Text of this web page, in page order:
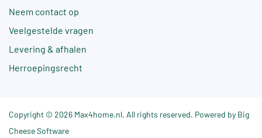
Neem contact op
Veelgestelde vragen
Levering & afhalen
Herroepingsrecht
Copyright © 2026 Max4home.nl. All rights reserved. Powered by Big
Cheese Software